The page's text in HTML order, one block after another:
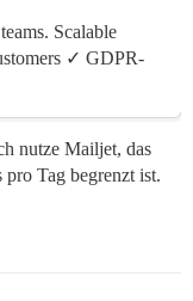
Scalable
✓ GDPR-
nutze Mailjet, das
Tag begrenzt ist.